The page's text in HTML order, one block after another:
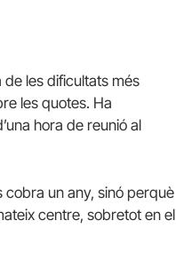
de les dificultats més
les quotes. Ha
hora de reunió al
cobra un any, sinó perquè
centre, sobretot en el